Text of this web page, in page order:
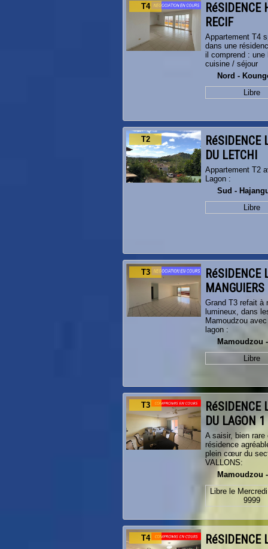
T4
RéSIDENCE
RECIF
Appartement T4
dans une
il comprend :
cuisine / séjour
Nord -
Libre
T2
RéSIDENCE
DU LETCHI
Appartement T2
Lagon :
Sud -
Libre
T3
RéSIDENCE
MANGUIERS
Grand T3 refait à
lumineux, dans
Mamoudzou
lagon :
Mamoudzou
Libre
T3
RéSIDENCE
DU LAGON 1
A saisir, bien
résidence
plein cœur du
VALLONS:
Mamoudzou
Libre le
9999
T4 RéSIDENCE